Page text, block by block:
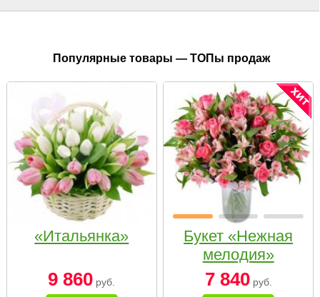
Популярные товары — ТОПы продаж
«Итальянка»
9 860 руб.
Букет «Нежная
мелодия»
7 840руб.